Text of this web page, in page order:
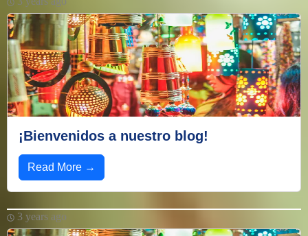
¡Bienvenidos a nuestro blog!
Read More →
3 years ago